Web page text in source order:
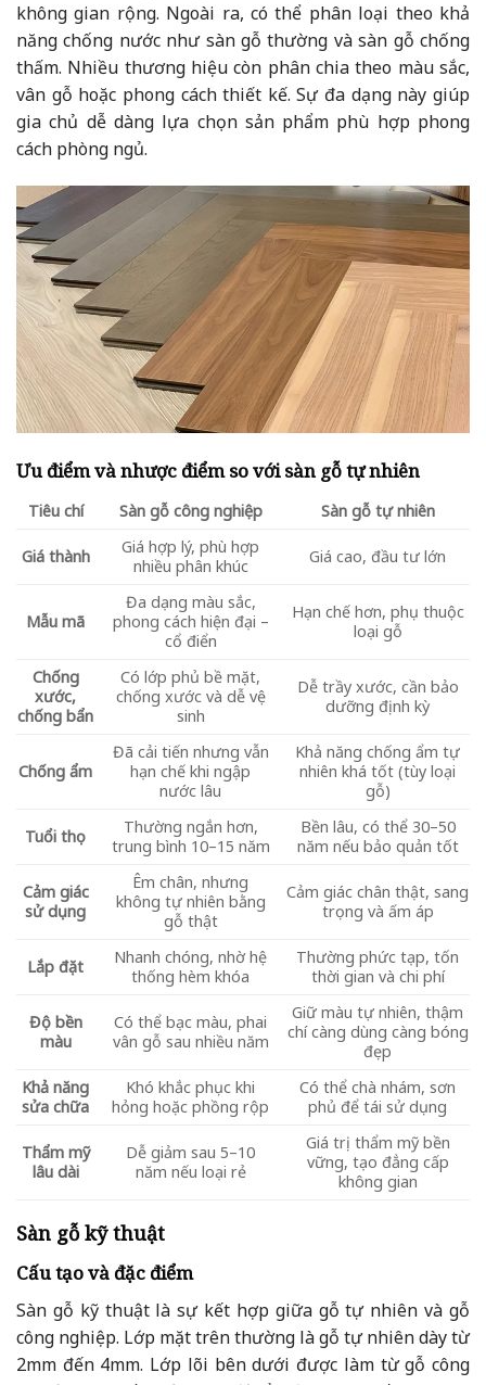
không gian rộng. Ngoài ra, có thể phân loại theo khả
năng chống nước như sàn gỗ thường và sàn gỗ chống
thấm. Nhiều thương hiệu còn phân chia theo màu sắc,
vân gỗ hoặc phong cách thiết kế. Sự đa dạng này giúp
gia chủ dễ dàng lựa chọn sản phẩm phù hợp phong
cách phòng ngủ.
Ưu điểm và nhược điểm so với sàn gỗ tự nhiên
Tiêu chí Sàn gỗ công nghiệp Sàn gỗ tự nhiên
Giá thành
Giá hợp lý, phù hợp
nhiều phân khúc
Giá cao, đầu tư lớn
Mẫu mã
Đa dạng màu sắc,
phong cách hiện đại –
cổ điển
Hạn chế hơn, phụ thuộc
loại gỗ
Chống
xước,
chống bẩn
Có lớp phủ bề mặt,
chống xước và dễ vệ
sinh
Dễ trầy xước, cần bảo
dưỡng định kỳ
Chống ẩm
Đã cải tiến nhưng vẫn
hạn chế khi ngập
nước lâu
Khả năng chống ẩm tự
nhiên khá tốt (tùy loại
gỗ)
Tuổi thọ
Thường ngắn hơn,
trung bình 10–15 năm
Bền lâu, có thể 30–50
năm nếu bảo quản tốt
Cảm giác
sử dụng
Êm chân, nhưng
không tự nhiên bằng
gỗ thật
Cảm giác chân thật, sang
trọng và ấm áp
Lắp đặt
Nhanh chóng, nhờ hệ
thống hèm khóa
Thường phức tạp, tốn
thời gian và chi phí
Độ bền
màu
Có thể bạc màu, phai
vân gỗ sau nhiều năm
Giữ màu tự nhiên, thậm
chí càng dùng càng bóng
đẹp
Khả năng
sửa chữa
Khó khắc phục khi
hỏng hoặc phồng rộp
Có thể chà nhám, sơn
phủ để tái sử dụng
Thẩm mỹ
lâu dài
Dễ giảm sau 5–10
năm nếu loại rẻ
Giá trị thẩm mỹ bền
vững, tạo đẳng cấp
không gian
Sàn gỗ kỹ thuật
Cấu tạo và đặc điểm
Sàn gỗ kỹ thuật là sự kết hợp giữa gỗ tự nhiên và gỗ
công nghiệp. Lớp mặt trên thường là gỗ tự nhiên dày từ
2mm đến 4mm. Lớp lõi bên dưới được làm từ gỗ công